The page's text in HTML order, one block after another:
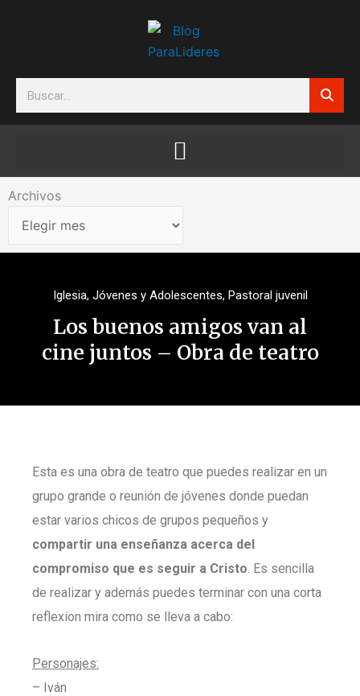
Search
Archivos
Archivos
Iglesia, Jóvenes y Adolescentes, Pastoral juvenil
Los buenos amigos van al
cine juntos – Obra de teatro
Esta es una obra de teatro que puedes realizar en un
grupo grande o reunión de jóvenes donde puedan
estar varios chicos de grupos pequeños y
compartir una enseñanza acerca del
compromiso que es seguir a Cristo. Es sencilla
de realizar y además puedes terminar con una corta
reflexion mira como se lleva a cabo:
Personajes:
– Iván